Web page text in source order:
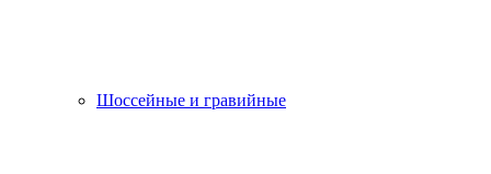
Шоссейные и гравийные